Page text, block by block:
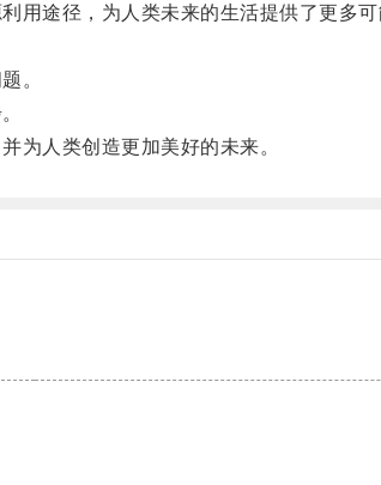
途径，为人类未来的生活提供了更多
。
人类创造更加美好的未来。